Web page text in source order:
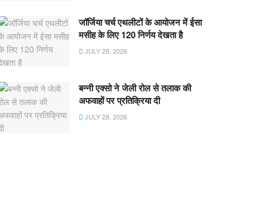
जॉर्जिया चर्च एथलीटों के आयोजन में ईसा
मसीह के लिए 120 निर्णय देखता है
JULY 28, 2026
बन्नी एक्सो ने जेली रोल से तलाक की
अफवाहों पर प्रतिक्रिया दी
JULY 28, 2026